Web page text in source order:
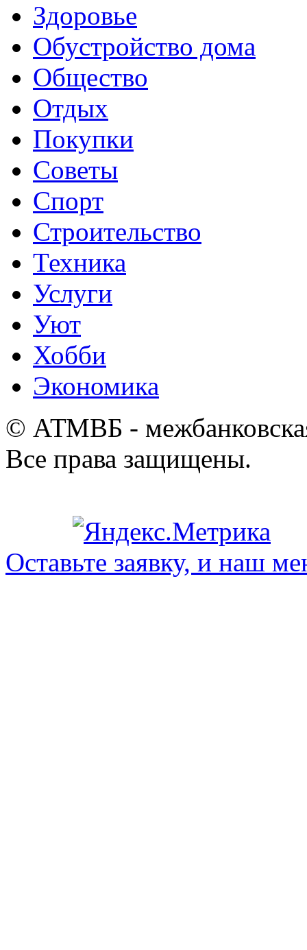
Здоровье
Обустройство дома
Общество
Отдых
Покупки
Советы
Спорт
Строительство
Техника
Услуги
Уют
Хобби
Экономика
© АТМВБ -
Все права защищены.
Оставьте заявку, и наш